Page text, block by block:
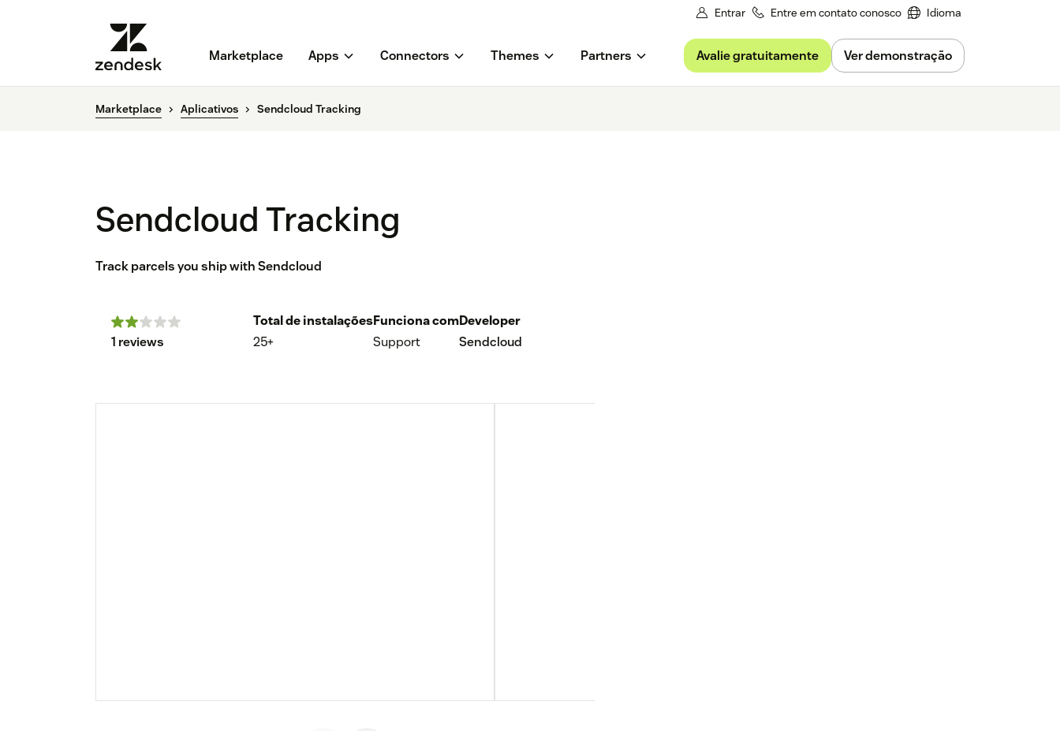
Entrar Entre em contato conosco Idioma
Marketplace Apps Connectors Themes Partners Avalie gratuitamente Ver demonstração
Marketplace Aplicativos Sendcloud Tracking
Sendcloud Tracking
Track parcels you ship with Sendcloud
1 reviews
Total de instalações
25+
Funciona com
Support
Developer
Sendcloud